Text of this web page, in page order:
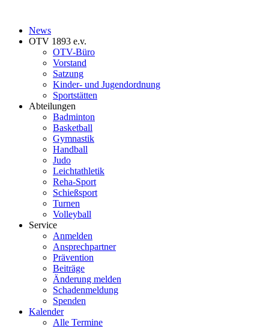
News
OTV 1893 e.v.
OTV-Büro
Vorstand
Satzung
Kinder- und Jugendordnung
Sportstätten
Abteilungen
Badminton
Basketball
Gymnastik
Handball
Judo
Leichtathletik
Reha-Sport
Schießsport
Turnen
Volleyball
Service
Anmelden
Ansprechpartner
Prävention
Beiträge
Änderung melden
Schadenmeldung
Spenden
Kalender
Alle Termine